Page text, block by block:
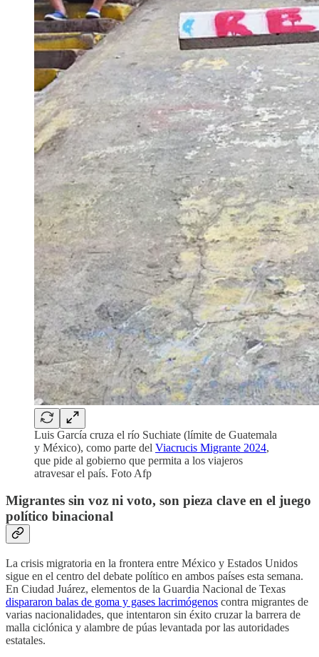
Luis García cruza el río Suchiate (límite de Guatemala
y México), como parte del Viacrucis Migrante 2024,
que pide al gobierno que permita a los viajeros
atravesar el país. Foto Afp
Migrantes sin voz ni voto, son pieza clave en el juego
político binacional
La crisis migratoria en la frontera entre México y Estados Unidos
sigue en el centro del debate político en ambos países esta semana.
En Ciudad Juárez, elementos de la Guardia Nacional de Texas
dispararon balas de goma y gases lacrimógenos contra migrantes de
varias nacionalidades, que intentaron sin éxito cruzar la barrera de
malla ciclónica y alambre de púas levantada por las autoridades
estatales.